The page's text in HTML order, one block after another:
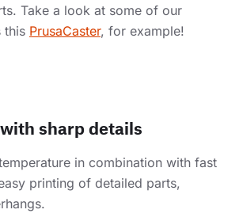
Take a look at some of our
this PrusaCaster, for example!
sharp details
in combination with fast
printing of detailed parts,